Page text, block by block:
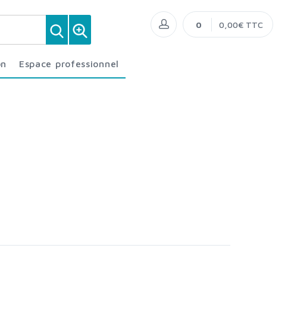
Espace professionnel
0 0,00€ TTC